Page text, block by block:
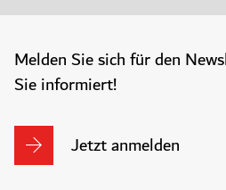
Melden Sie sich für den
Sie informiert!
Jetzt anmelden